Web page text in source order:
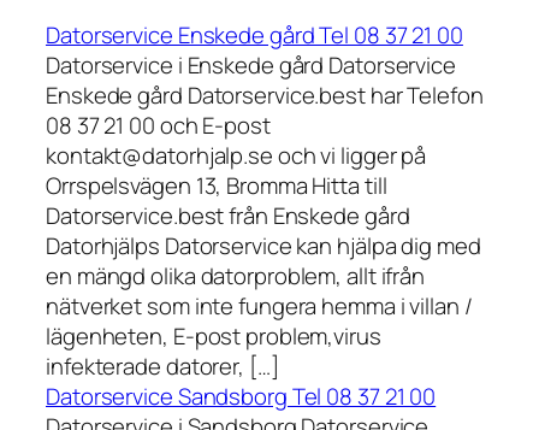
Datorservice Enskede gård Tel 08 37 21 00
Datorservice i Enskede gård Datorservice
Enskede gård Datorservice.best har Telefon
08 37 21 00 och E-post
kontakt@datorhjalp.se och vi ligger på
Orrspelsvägen 13, Bromma Hitta till
Datorservice.best från Enskede gård
Datorhjälps Datorservice kan hjälpa dig med
en mängd olika datorproblem, allt ifrån
nätverket som inte fungera hemma i villan /
lägenheten, E-post problem,virus
infekterade datorer, […]
Datorservice Sandsborg Tel 08 37 21 00